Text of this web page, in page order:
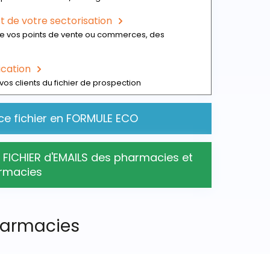
de votre sectorisation
vos points de vente ou commerces, des
clients du fichier de prospection
fichier en FORMULE ECO
d'EMAILS des pharmacies et